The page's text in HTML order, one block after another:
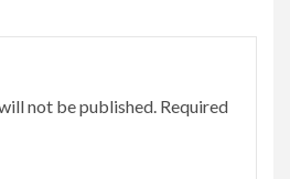
not be published. Required